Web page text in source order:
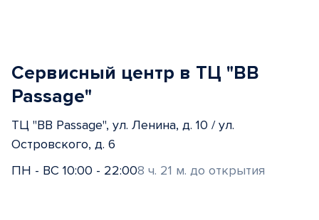
Сервисный центр в ТЦ "BB
Passage"
ТЦ "BB Passage", ул. Ленина, д. 10 / ул.
Островского, д. 6
ПН - ВС 10:00 - 22:008 ч. 21 м. до открытия